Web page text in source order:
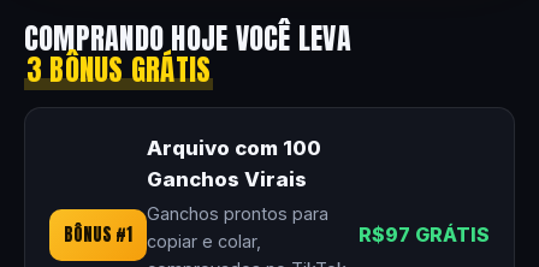
COMPRANDO HOJE VOCÊ LEVA
3 BÔNUS GRÁTIS
BÔNUS #1
Arquivo com 100
Ganchos Virais
Ganchos prontos para
copiar e colar,
R$97 GRÁTIS